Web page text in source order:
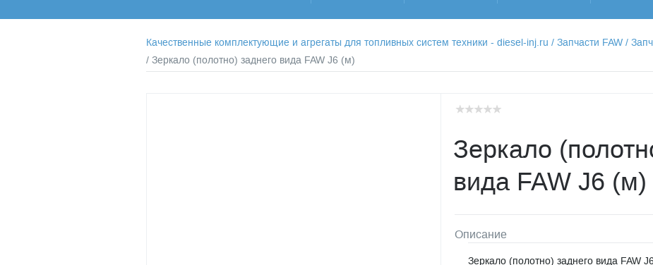
Качественные комплектующие и агрегаты для топливных систем техники - diesel-inj.ru / Запчасти FAW /
/ Зеркало (полотно) заднего вида FAW J6 (м)
Зеркало
вида FAW J6 (м)
Описание
Зеркало (полотно) заднего вида FAW